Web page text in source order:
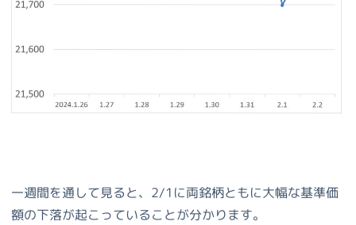
一週間を通して見ると、2/1に両銘柄ともに大幅な基準価
額の下落が起こっていることが分かります。